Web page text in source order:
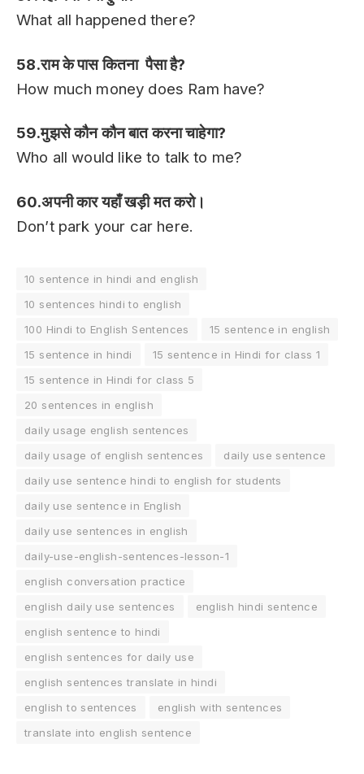
What all happened there?
58.राम के पास कितना पैसा है?
How much money does Ram have?
59.मुझसे कौन कौन बात करना चाहेगा?
Who all would like to talk to me?
60.अपनी कार यहाँ खड़ी मत करो।
Don’t park your car here.
10 sentence in hindi and english
10 sentences hindi to english
100 Hindi to English Sentences
15 sentence in english
15 sentence in hindi
15 sentence in Hindi for class 1
15 sentence in Hindi for class 5
20 sentences in english
daily usage english sentences
daily usage of english sentences
daily use sentence
daily use sentence hindi to english for students
daily use sentence in English
daily use sentences in english
daily-use-english-sentences-lesson-1
english conversation practice
english daily use sentences
english hindi sentence
english sentence to hindi
english sentences for daily use
english sentences translate in hindi
english to sentences
english with sentences
translate into english sentence